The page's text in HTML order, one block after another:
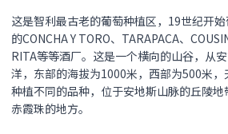
这是智利最古老的葡萄种植区，19世纪开
的CONCHA Y TORO、TARAPACA、
RITA等等酒厂。这是一个横向的山谷，从
洋，东部的海拔为1000米，西部为500米
种植不同的品种，位于安地斯山脉的丘陵
赤霞珠的地方。